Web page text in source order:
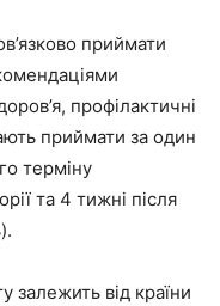
приймати
профілактичні
приймати за один
терміну
та 4 тижні після
залежить від країни